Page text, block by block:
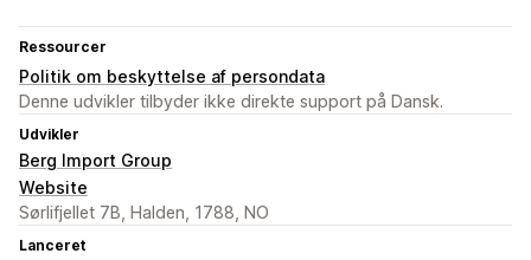
Ressourcer
Politik om beskyttelse af persondata
Denne udvikler tilbyder ikke direkte support på Dansk.
Udvikler
Berg Import Group
Website
Sørlifjellet 7B, Halden, 1788, NO
Lanceret